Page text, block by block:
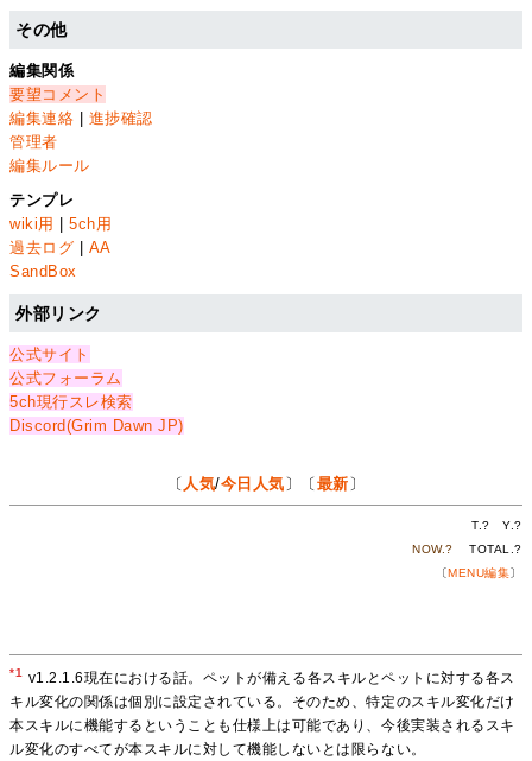
その他
編集関係
要望コメント
編集連絡
進捗確認
管理者
編集ルール
テンプレ
wiki用
|5ch用
過去ログ
AA
SandBox
外部リンク
公式サイト
公式フォーラム
5ch現行スレ検索
Discord(Grim Dawn JP)
〔 人気/今日人気 〕〔 最新 〕
T.? Y.?
NOW.? TOTAL.?
〔MENU編集〕
*1
v1.2.1.6現在における話。ペットが備える各スキルとペットに対する各ス
キル変化の関係は個別に設定されている。そのため、特定のスキル変化だけ
本スキルに機能するということも仕様上は可能であり、今後実装されるスキ
ル変化のすべてが本スキルに対して機能しないとは限らない。